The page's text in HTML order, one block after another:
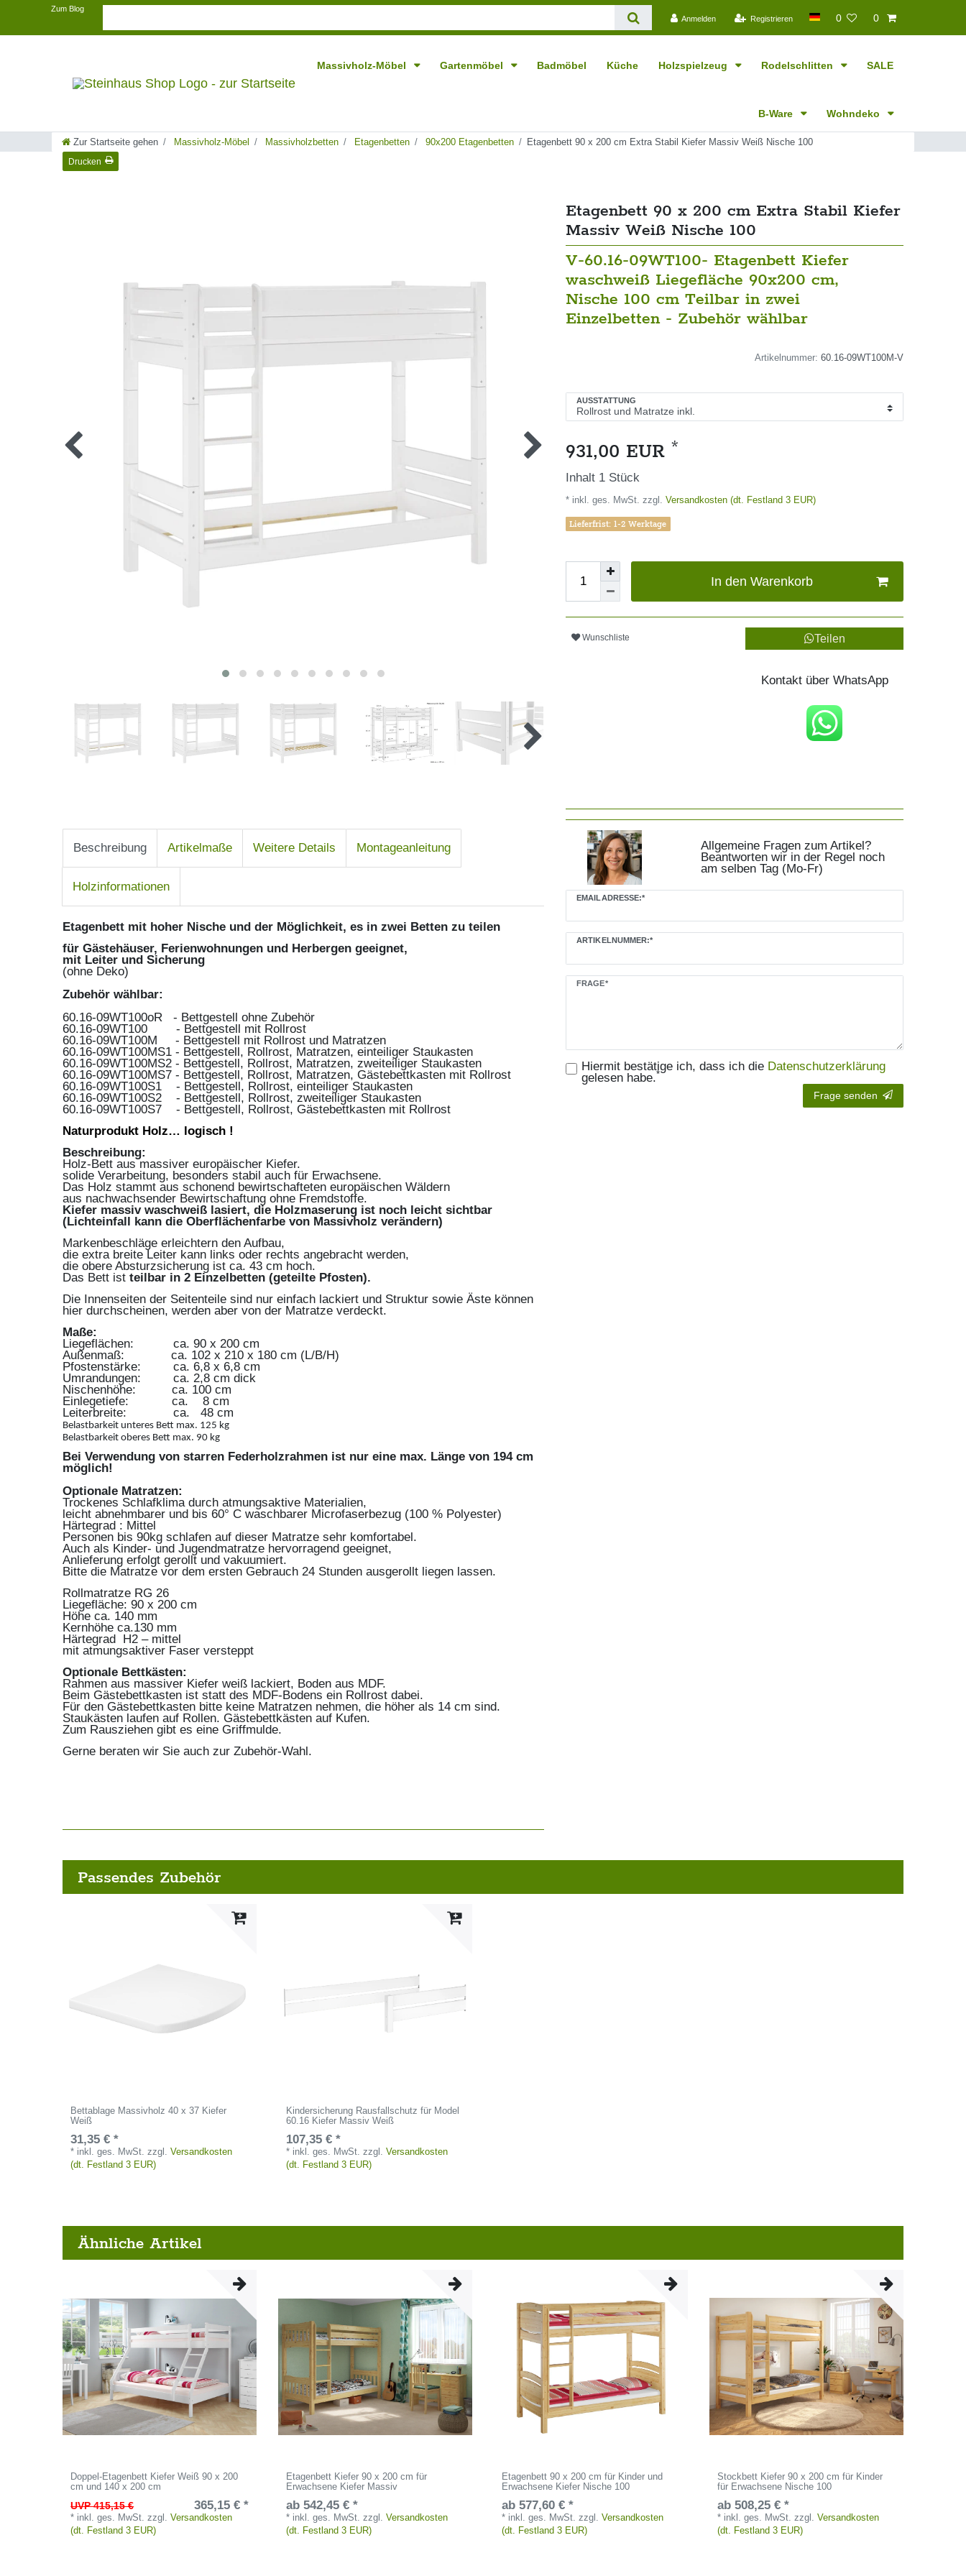
Zum Blog
Anmelden
Registrieren 0 0
Massivholz-Möbel Gartenmöbel Badmöbel Küche Holzspielzeug Rodelschlitten SALE
B-Ware Wohndeko
Zur Startseite gehen Massivholz-Möbel Massivholzbetten Etagenbetten 90x200 Etagenbetten Etagenbett 90 x 200 cm Extra Stabil Kiefer Massiv Weiß Nische 100
Drucken
Etagenbett 90 x 200 cm Extra Stabil Kiefer
Massiv Weiß Nische 100
V-60.16-09WT100- Etagenbett Kiefer
waschweiß Liegefläche 90x200 cm,
Nische 100 cm Teilbar in zwei
Einzelbetten - Zubehör wählbar
Artikelnummer: 60.16-09WT100M-V
AUSSTATTUNG
931,00 EUR *
Inhalt 1 Stück
* inkl. ges. MwSt. zzgl. Versandkosten (dt. Festland 3 EUR)
Lieferfrist: 1-2 Werktage
In den Warenkorb
Wunschliste Teilen
Kontakt über WhatsApp
Beschreibung Artikelmaße Weitere Details Montageanleitung
Holzinformationen
Etagenbett mit hoher Nische und der Möglichkeit, es in zwei Betten zu teilen
für Gästehäuser, Ferienwohnungen und Herbergen geeignet,
mit Leiter und Sicherung
(ohne Deko)
Zubehör wählbar:
60.16-09WT100oR - Bettgestell ohne Zubehör
60.16-09WT100 - Bettgestell mit Rollrost
60.16-09WT100M - Bettgestell mit Rollrost und Matratzen
60.16-09WT100MS1 - Bettgestell, Rollrost, Matratzen, einteiliger Staukasten
60.16-09WT100MS2 - Bettgestell, Rollrost, Matratzen, zweiteiliger Staukasten
60.16-09WT100MS7 - Bettgestell, Rollrost, Matratzen, Gästebettkasten mit Rollrost
60.16-09WT100S1 - Bettgestell, Rollrost, einteiliger Staukasten
60.16-09WT100S2 - Bettgestell, Rollrost, zweiteiliger Staukasten
60.16-09WT100S7 - Bettgestell, Rollrost, Gästebettkasten mit Rollrost
Naturprodukt Holz… logisch !
Beschreibung:
Holz-Bett aus massiver europäischer Kiefer.
solide Verarbeitung, besonders stabil auch für Erwachsene.
Das Holz stammt aus schonend bewirtschafteten europäischen Wäldern
aus nachwachsender Bewirtschaftung ohne Fremdstoffe.
Kiefer massiv waschweiß lasiert, die Holzmaserung ist noch leicht sichtbar
(Lichteinfall kann die Oberflächenfarbe von Massivholz verändern)
Markenbeschläge erleichtern den Aufbau,
die extra breite Leiter kann links oder rechts angebracht werden,
die obere Absturzsicherung ist ca. 43 cm hoch.
Das Bett ist teilbar in 2 Einzelbetten (geteilte Pfosten).
Die Innenseiten der Seitenteile sind nur einfach lackiert und Struktur sowie Äste können
hier durchscheinen, werden aber von der Matratze verdeckt.
Maße:
Liegeflächen: ca. 90 x 200 cm
Außenmaß:
ca. 102 x 210 x 180 cm (L/B/H)
Pfostenstärke:
ca. 6,8 x 6,8 cm
Umrandungen: ca. 2,8 cm dick
Nischenhöhe:
ca. 100 cm
Einlegetiefe:
ca.
8 cm
Leiterbreite:
ca. 48 cm
Belastbarkeit unteres Bett max. 125 kg
Belastbarkeit oberes Bett max. 90 kg
Bei Verwendung von starren Federholzrahmen ist nur eine max. Länge von 194 cm
möglich!
Optionale Matratzen:
Trockenes Schlafklima durch atmungsaktive Materialien,
leicht abnehmbarer und bis 60° C waschbarer Microfaserbezug (100 % Polyester)
Härtegrad : Mittel
Personen bis 90kg schlafen auf dieser Matratze sehr komfortabel.
Auch als Kinder- und Jugendmatratze hervorragend geeignet,
Anlieferung erfolgt gerollt und vakuumiert.
Bitte die Matratze vor dem ersten Gebrauch 24 Stunden ausgerollt liegen lassen.
Rollmatratze RG 26
Liegefläche: 90 x 200 cm
Höhe ca. 140 mm
Kernhöhe ca.130 mm
Härtegrad H2 – mittel
mit atmungsaktiver Faser versteppt
Optionale Bettkästen:
Rahmen aus massiver Kiefer weiß lackiert, Boden aus MDF.
Beim Gästebettkasten ist statt des MDF-Bodens ein Rollrost dabei.
Für den Gästebettkasten bitte keine Matratzen nehmen, die höher als 14 cm sind.
Staukästen laufen auf Rollen. Gästebettkästen auf Kufen.
Zum Rausziehen gibt es eine Griffmulde.
Gerne beraten wir Sie auch zur Zubehör-Wahl.
Allgemeine Fragen zum Artikel?
Beantworten wir in der Regel noch
am selben Tag (Mo-Fr)
EMAILADRESSE:*
ARTIKELNUMMER:*
FRAGE*
Hiermit bestätige ich, dass ich die Daten­schutz­erklärung
gelesen habe.*
Ceres::Template.mailFormHoneypotLabel
Frage senden
Passendes Zubehör
Bettablage Massivholz 40 x 37 Kiefer
Weiß
31,35 € *
* inkl. ges. MwSt. zzgl.Versandkosten
(dt. Festland 3 EUR)
Kindersicherung Rausfallschutz für Model
60.16 Kiefer Massiv Weiß
107,35 € *
* inkl. ges. MwSt. zzgl.Versandkosten
(dt. Festland 3 EUR)
Ähnliche Artikel
Doppel-Etagenbett Kiefer Weiß 90 x 200
cm und 140 x 200 cm
UVP 415,15 €
365,15 € *
* inkl. ges. MwSt. zzgl.Versandkosten
(dt. Festland 3 EUR)
Etagenbett Kiefer 90 x 200 cm für
Erwachsene Kiefer Massiv
ab 542,45 € *
* inkl. ges. MwSt. zzgl.Versandkosten
(dt. Festland 3 EUR)
Etagenbett 90 x 200 cm für Kinder und
Erwachsene Kiefer Nische 100
ab 577,60 € *
* inkl. ges. MwSt. zzgl.Versandkosten
(dt. Festland 3 EUR)
Stockbett Kiefer 90 x 200 cm für Kinder
für Erwachsene Nische 100
ab 508,25 € *
* inkl. ges. MwSt. zzgl.Versandkosten
(dt. Festland 3 EUR)